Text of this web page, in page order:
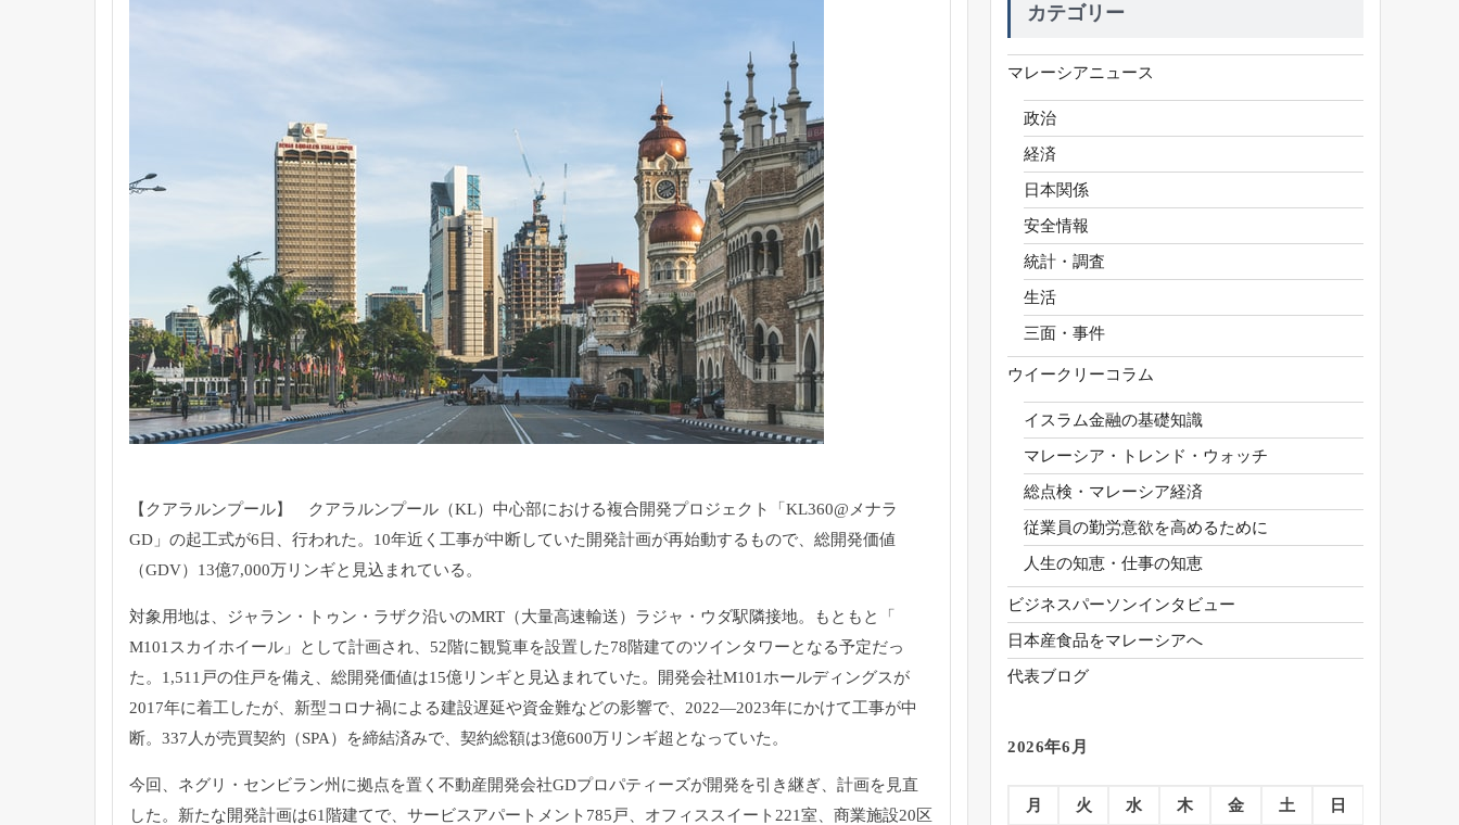
【クアラルンプール】 クアラルンプール（KL）中心部における複合開発プロジェクト「 KL360@メナラ
GD」の起工式が6日、行われた。 10年近く工事が中断していた開発計画が再始動するもので、 総開発価値
（GDV）13億7,000万リンギと見込まれている。
対象用地は、ジャラン・トゥン・ラザク沿いのMRT（大量高速輸送）ラジャ・ウダ駅隣接地。もともと「
M101スカイホイール」として計画され、 52階に観覧車を設置した78階建てのツインタワーとなる予定だっ
た。1,511戸の住戸を備え、 総開発価値は15億リンギと見込まれていた。
開発会社M101ホールディングスが
2017年に着工したが、 新型コロナ禍による建設遅延や資金難などの影響で、2022―2023年にかけて工事が中
断。337人が売買契約（SPA）
を締結済みで、契約総額は3億600万リンギ超となっていた。
今回、ネグリ・ センビラン州に拠点を置く不動産開発会社GDプロパティーズが開発を引き継ぎ、計画を見直
した。新たな開発計画は61階建てで、 サービスアパートメント785戸、オフィススイート221室、 商業施設20区
カテゴリー
マレーシアニュース
政治
経済
日本関係
安全情報
統計・調査
生活
三面・事件
ウイークリーコラム
イスラム金融の基礎知識
マレーシア・トレンド・ウォッチ
総点検・マレーシア経済
従業員の勤労意欲を高めるために
人生の知恵・仕事の知恵
ビジネスパーソンインタビュー
日本産食品をマレーシアへ
代表ブログ
2026年6月
月 火 水 木 金 土 日